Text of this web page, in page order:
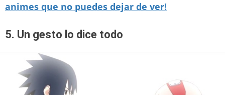
animes que no puedes dejar de ver!
5. Un gesto lo dice todo